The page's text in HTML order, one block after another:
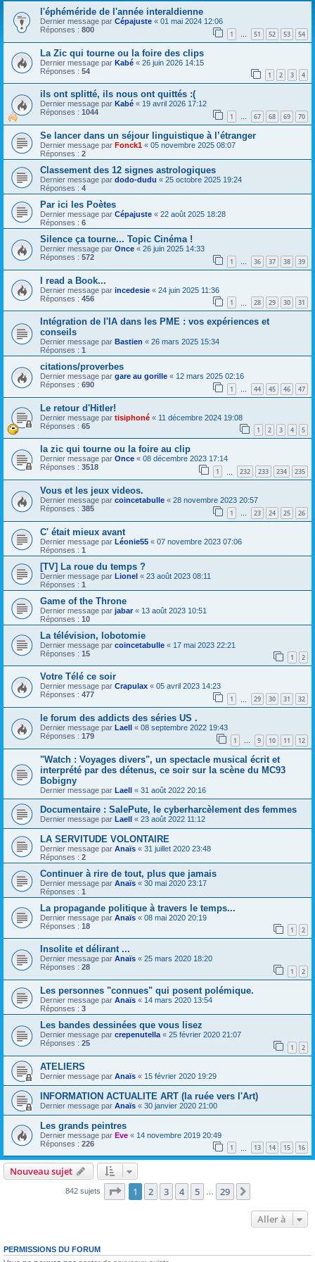
l'éphéméride de l'année interaldienne
Dernier message par Cépajuste « 01 mai 2024 12:06
Réponses : 800 1 … 51 52 53 54
La Zic qui tourne ou la foire des clips
Dernier message par Kabé « 26 juin 2026 14:15
Réponses : 54 1 2 3 4
ils ont splitté, ils nous ont quittés :(
Dernier message par Kabé « 19 avril 2026 17:12
Réponses : 1044 1 … 67 68 69 70
Se lancer dans un séjour linguistique à l’étranger
Dernier message par Fonck1 « 05 novembre 2025 08:07
Réponses : 2
Classement des 12 signes astrologiques
Dernier message par dodo-dudu « 25 octobre 2025 19:24
Réponses : 4
Par ici les Poètes
Dernier message par Cépajuste « 22 août 2025 18:28
Réponses : 6
Silence ça tourne... Topic Cinéma !
Dernier message par Once « 26 juin 2025 14:33
Réponses : 572 1 … 36 37 38 39
I read a Book...
Dernier message par incedesie « 24 juin 2025 11:36
Réponses : 456 1 28 29 30 31
Intégration de l'IA dans les PME : vos expériences et
conseils
Dernier message par Bastien « 26 mars 2025 15:34
Réponses : 1
citations/proverbes
Dernier message par gare au gorille « 12 mars 2025 02:16
Réponses : 690 1 … 44 45 46 47
Le retour d'Hitler!
Dernier message par tisiphoné « 11 décembre 2024 19:08
Réponses : 65 1 2 3 4 5
la zic qui tourne ou la foire au clip
Dernier message par Once « 08 décembre 2023 17:14
Réponses : 3518 1 232 233 234 235
Vous et les jeux videos.
Dernier message par coincetabulle « 28 novembre 2023 20:57
Réponses : 385 1 … 23 24 25 26
C' était mieux avant
Dernier message par Léonie55 « 07 novembre 2023 07:06
Réponses : 1
[TV] La roue du temps ?
Dernier message par Lionel « 23 août 2023 08:11
Réponses : 1
Game of the Throne
Dernier message par jabar« 13 août 2023 10:51
Réponses : 10
La télévision, lobotomie
Dernier message par coincetabulle « 17 mai 2023 22:21
Réponses : 15 1 2
Votre Télé ce soir
Dernier message par Crapulax « 05 avril 2023 14:23
Réponses : 477 1 29 30 31 32
le forum des addicts des séries US .
Dernier message par Laell « 08 septembre 2022 19:43
Réponses : 179 1 … 9 10 11 12
"Watch : Voyages divers", un spectacle musical écrit et
interprété par des détenus, ce soir sur la scène du MC93
Bobigny
Dernier message par Laell « 31 août 2022 20:16
Documentaire : SalePute, le cyberharcèlement des femmes
Dernier message par Laell « 23 août 2022 11:12
LA SERVITUDE VOLONTAIRE
Dernier message par Anaïs « 31 juillet 2020 23:48
Réponses : 2
Continuer à rire de tout, plus que jamais
Dernier message par Anaïs « 30 mai 2020 23:17
Réponses : 1
La propagande politique à travers le temps...
Dernier message par Anaïs « 08 mai 2020 20:19
Réponses : 18 1 2
Insolite et délirant ...
Dernier message par Anaïs « 25 mars 2020 18:20
Réponses : 28 1 2
Les personnes "connues" qui posent polémique.
Dernier message par Anaïs « 14 mars 2020 13:54
Réponses : 3
Les bandes dessinées que vous lisez
Dernier message par crepenutella « 25 février 2020 21:07
Réponses : 25 1 2
ATELIERS
Dernier message par Anaïs « 15 février 2020 19:29
INFORMATION ACTUALITE ART (la ruée vers l'Art)
Dernier message par Anaïs « 30 janvier 2020 21:00
Les grands peintres
Dernier message par Eve « 14 novembre 2019 20:49
Réponses : 226 1 13 14 15 16
Nouveau sujet
842 sujets Page 1sur29
1 2 3 4 5 29
Aller à
PERMISSIONS DU FORUM